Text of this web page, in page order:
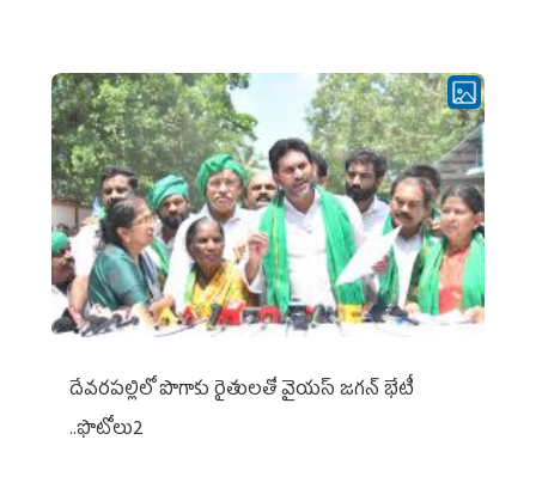
దేవరపల్లిలో పొగాకు రైతులతో వైయస్ జగన్ భేటీ
..ఫొటోలు2